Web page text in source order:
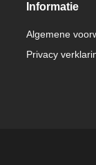
Informatie
Algemene
Privacy